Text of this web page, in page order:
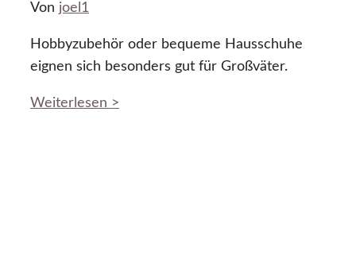
Von joel1
Hobbyzubehör oder bequeme Hausschuhe
eignen sich besonders gut für Großväter.
Weiterlesen >